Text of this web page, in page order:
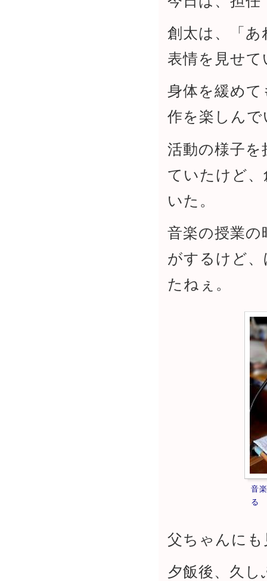
創太は、「
表情を見せて
身体を緩め
作を楽しんで
活動の様子
ていたけど
いた。
音楽の授業
がするけど
たねぇ。
音
る
父ちゃんに
夕飯後、久